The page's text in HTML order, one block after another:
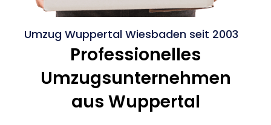
Umzug Wuppertal Wiesbaden seit 2003
Professionelles
Umzugsunternehmen
aus Wuppertal